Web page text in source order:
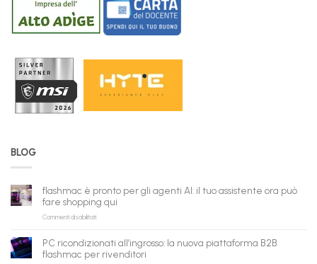
BLOG
flashmac è pronto per gli agenti AI: il tuo assistente ora può
fare shopping qui
Commenti disabilitatisu
pronto
per
PC ricondizionati all’ingrosso: la nuova piattaforma B2B
flashmac per rivenditori